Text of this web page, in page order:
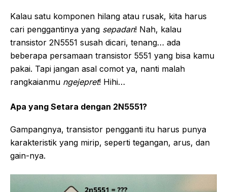
Kalau satu komponen hilang atau rusak, kita harus
cari penggantinya yang sepadan! Nah, kalau
transistor 2N5551 susah dicari, tenang… ada
beberapa persamaan transistor 5551 yang bisa kamu
pakai. Tapi jangan asal comot ya, nanti malah
rangkaianmu ngejepret! Hihi…
Apa yang Setara dengan 2N5551?
Gampangnya, transistor pengganti itu harus punya
karakteristik yang mirip, seperti tegangan, arus, dan
gain-nya.